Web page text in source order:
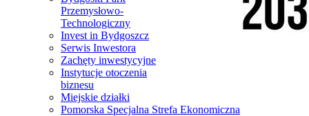
Przemysłowo-
Technologiczny
Invest in Bydgoszcz
Serwis Inwestora
Zachęty inwestycyjne
Instytucje otoczenia
biznesu
Miejskie działki
Pomorska Specjalna Strefa Ekonomiczna